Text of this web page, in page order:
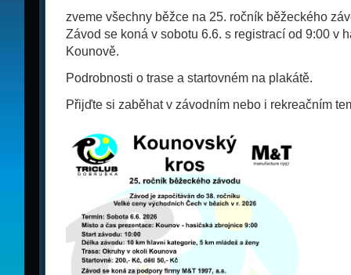
zveme všechny běžce na 25. ročník běžeckého
Závod se koná v sobotu 6.6. s registrací od 9:00 v
Kounově.
Podrobnosti o trase a startovném na plakátě.
Přijďte si zaběhat v závodním nebo i rekreačním